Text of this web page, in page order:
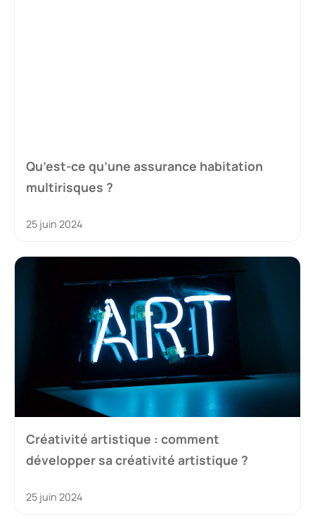
Qu’est-ce qu’une assurance habitation
multirisques ?
25 juin 2024
Créativité artistique : comment
développer sa créativité artistique ?
25 juin 2024